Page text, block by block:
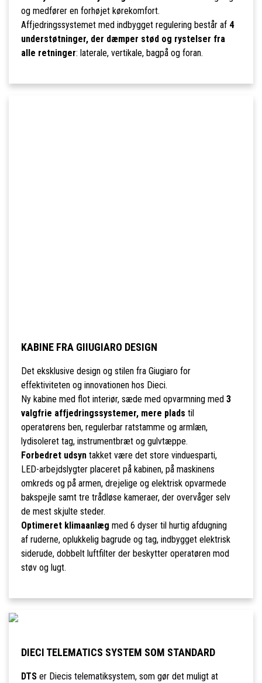
og medfører en forhøjet kørekomfort.
Affjedringssystemet med indbygget regulering består af 4
understøtninger, der dæmper stød og rystelser fra
alle retninger: laterale, vertikale, bagpå og foran.
KABINE FRA GIIUGIARO DESIGN
Det eksklusive design og stilen fra Giugiaro for
effektiviteten og innovationen hos Dieci.
Ny kabine med flot interiør, sæde med opvarmning med 3
valgfrie affjedringssystemer, mere plads til
operatørens ben, regulerbar ratstamme og armlæn,
lydisoleret tag, instrumentbræt og gulvtæppe.
Forbedret udsyntakket være det store vinduesparti,
LED-arbejdslygter placeret på kabinen, på maskinens
omkreds og på armen, drejelige og elektrisk opvarmede
bakspejle samt tre trådløse kameraer, der overvåger selv
de mest skjulte steder.
Optimeret klimaanlæg med 6 dyser til hurtig afdugning
af ruderne, oplukkelig bagrude og tag, indbygget elektrisk
siderude, dobbelt luftfilter der beskytter operatøren mod
støv og lugt.
DIECI TELEMATICS SYSTEM SOM STANDARD
DTSer Diecis telematiksystem, som gør det muligt at